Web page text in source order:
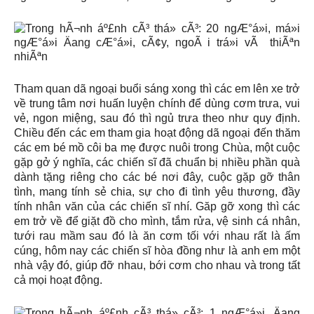
Tham quan dã ngoại buổi sáng xong thì các em lên xe trở
về trung tâm nơi huấn luyện chính để dùng cơm trưa, vui
vẻ, ngon miệng, sau đó thì ngủ trưa theo như quy định.
Chiều đến các em tham gia hoạt động dã ngoại đến thăm
các em bé mồ côi ba mẹ được nuôi trong Chùa, một cuộc
gặp gở ý nghĩa, các chiến sĩ đã chuẩn bị nhiều phần quà
dành tặng riêng cho các bé nơi đây, cuộc gặp gỡ thân
tình, mang tính sẻ chia, sự cho đi tình yêu thương, đầy
tính nhân văn của các chiến sĩ nhí. Găp gỡ xong thì các
em trở về để giặt đồ cho mình, tắm rửa, vệ sinh cá nhân,
tưới rau mầm sau đó là ăn cơm tối với nhau rất là ấm
cúng, hôm nay các chiến sĩ hòa đồng như là anh em một
nhà vậy đó, giúp đỡ nhau, bới cơm cho nhau và trong tất
cả mọi hoạt động.